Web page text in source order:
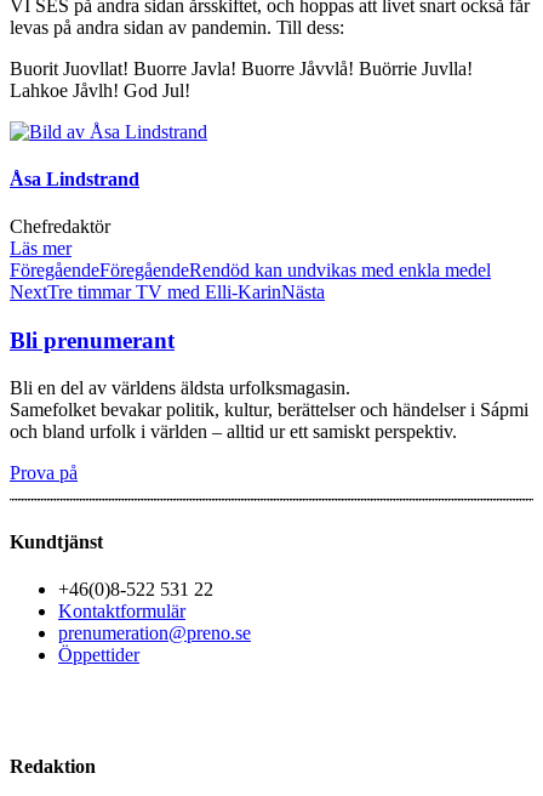
VI SES på andra sidan årsskiftet, och hoppas att livet snart också får
levas på andra sidan av pandemin. Till dess:
Buorit Juovllat! Buorre Javla! Buorre Jåvvlå! Buörrie Juvlla!
Lahkoe Jåvlh! God Jul!
Åsa Lindstrand
Chefredaktör
Läs mer
FöregåendeFöregåendeRendöd kan undvikas med enkla medel
NextTre timmar TV med Elli-KarinNästa
Bli prenumerant
Bli en del av världens äldsta urfolksmagasin.
Samefolket bevakar politik, kultur, berättelser och händelser i Sápmi
och bland urfolk i världen – alltid ur ett samiskt perspektiv.
Prova på
Kundtjänst
+46(0)8-522 531 22
Kontaktformulär
prenumeration@preno.se
Öppettider
Redaktion